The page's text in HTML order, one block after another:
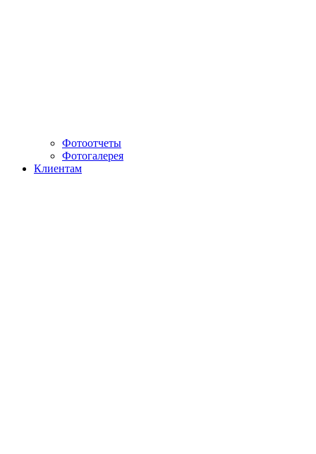
Фотоотчеты
Фотогалерея
Клиентам